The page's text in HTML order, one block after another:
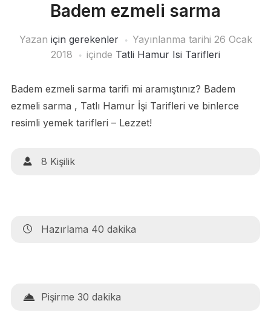
Badem ezmeli sarma
Yazan için gerekenler Yayınlanma tarihi 26 Ocak
2018
içinde Tatli Hamur Isi Tarifleri
Badem ezmeli sarma tarifi mi aramıştınız? Badem
ezmeli sarma , Tatlı Hamur İşi Tarifleri ve binlerce
resimli yemek tarifleri – Lezzet!
8 Kişilik
Hazırlama 40 dakika
Pişirme 30 dakika